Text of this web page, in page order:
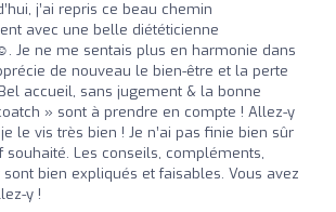
j’ai repris ce beau chemin
avec une belle diététicienne
Je ne me sentais plus en harmonie dans
de nouveau le bien-être et la perte
accueil, sans jugement & la bonne
» sont à prendre en compte ! Allez-y
le vis très bien ! Je n’ai pas finie bien sûr
souhaité. Les conseils, compléments,
bien expliqués et faisables. Vous avez
y !